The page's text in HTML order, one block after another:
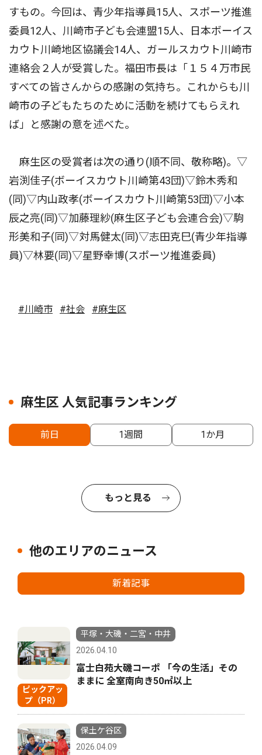
すもの。今回は、青少年指導員15人、スポーツ推進
委員12人、川崎市子ども会連盟15人、日本ボーイス
カウト川崎地区協議会14人、ガールスカウト川崎市
連絡会２人が受賞した。福田市長は「１５４万市民
すべての皆さんからの感謝の気持ち。これからも川
崎市の子どもたちのために活動を続けてもらえれ
ば」と感謝の意を述べた。
麻生区の受賞者は次の通り(順不同、敬称略)。▽
岩渕佳子(ボーイスカウト川崎第43団)▽鈴木秀和
(同)▽内山政孝(ボーイスカウト川崎第53団)▽小本
辰之亮(同)▽加藤理紗(麻生区子ども会連合会)▽駒
形美和子(同)▽対馬健太(同)▽志田克巳(青少年指導
員)▽林要(同)▽星野幸博(スポーツ推進委員)
#川崎市 #社会 #麻生区
麻生区 人気記事ランキング
前日 1週間 1か月
もっと見る
他のエリアのニュース
新着記事
ピックアッ
プ（PR）
平塚・大磯・二宮・中井
2026.04.10
富士白苑大磯コーポ 「今の生活」その
ままに 全室南向き50㎡以上
保土ケ谷区
2026.04.09